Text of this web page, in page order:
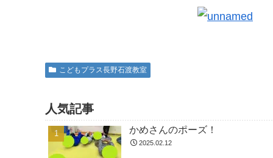
こどもプラス長野石渡教室
人気記事
かめさんのポーズ！
2025.02.12